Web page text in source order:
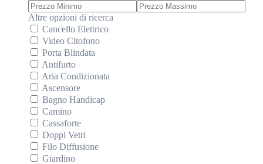
Altre opzioni di ricerca
Cancello Elettrico
Video Citofono
Porta Blindata
Antifurto
Aria Condizionata
Ascensore
Bagno Handicap
Camino
Cassaforte
Doppi Vetri
Filo Diffusione
Giardino